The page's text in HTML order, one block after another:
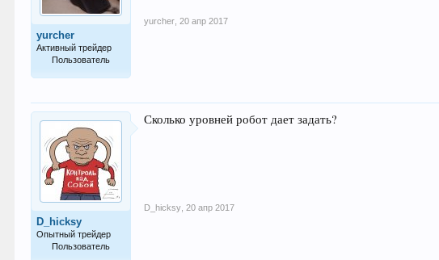
yurcher
Активный трейдер
Пользователь
yurcher 20 апр 2017
D_hicksy
Опытный трейдер
Пользователь
Сколько уровней робот дает задать?
D_hicksy 20 апр 2017